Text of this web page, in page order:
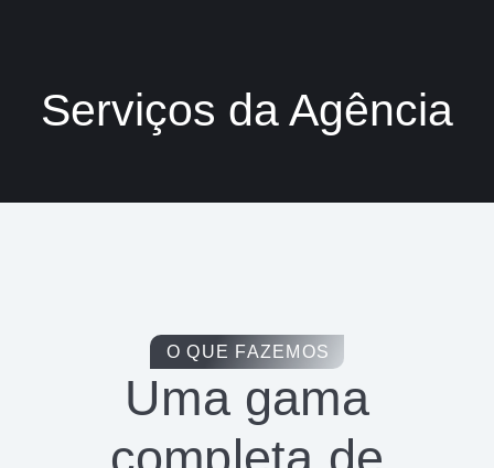
Serviços da Agência
O QUE FAZEMOS
Uma gama